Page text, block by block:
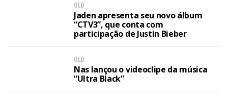
OLD
Jaden apresenta seu novo álbum
“CTV3”, que conta com
participação de Justin Bieber
OLD
Nas lançou o videoclipe da música
“Ultra Black”